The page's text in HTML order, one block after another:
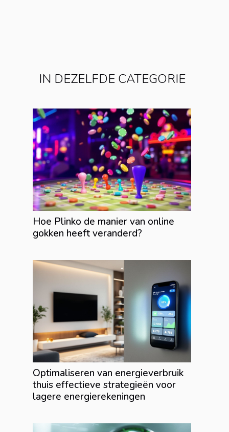
IN DEZELFDE CATEGORIE
Hoe Plinko de manier van online
gokken heeft veranderd?
Optimaliseren van energieverbruik
thuis effectieve strategieën voor
lagere energierekeningen